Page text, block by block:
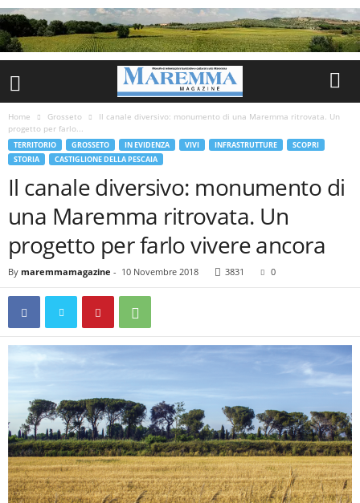
Home Grosseto
Il canale diversivo: monumento di una Maremma ritrovata. Un
progetto per farlo...
TERRITORIO GROSSETO IN EVIDENZA VIVI INFRASTRUTTURE
SCOPRI
STORIA
CASTIGLIONE DELLA PESCAIA
Il canale diversivo: monumento di
una Maremma ritrovata. Un
progetto per farlo vivere ancora
By maremmamagazine - 10 Novembre 2018 3831 0